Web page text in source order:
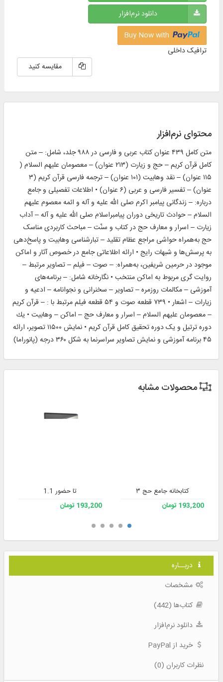
دانلود نرم‌افزار
ترافیک داخلی
مقایسه کنید
محتوای نرم‌افزار
متن کامل ۴۳۹ عنوان کتاب عربی و فارسی در ۹۸۸ جلد، شامل: – متن
كامل قرآن كریم – حج و زیارت (۲۱۳ عنوان) – معصومان علیهم السلام (
۱۱۵ عنوان) – نقد وهابیت (۱۰۱ عنوان) – ترجمه فارسی قرآن کریم (۳
عنوان) – تفسیر فارسی و عربی (۶ عنوان) • اطلاعات تفصیلى و جامع
درباره: – زندگانی پیامبر اکرم‏ صلی الله علیه و آله و ائمه معصوم علیهم
السلام – حوادث تاریخی دوران پیامبراسلام‏ صلی الله علیه و آله – آداب
زیارت – اسرار و معارف حج در کتاب و سنّت – مباحث کاربردی مناسک
حج به‌همراه حواشی مراجع عظام تقلید – تبارشناسی وهابیت و پاسخ‌دهی
به پرسش‌ها و شبهات رایج • ارائه اطلاعاتی جامع در خصوص آثار و اماكن
موجود در حرمین شریفین، به‌همراه: – صوت – فیلم – تصاویر مرتبط –
روایت‌ گری مربوط به اماکن منتخب • نگارخانه شامل: – برنامه‌های
آموزشی – مکالمات روزمره – تصاویر – سخنرانی و نجوانامه – ادعیه و
زیارات – اشعار • ۷۳۹ قطعه صوت و ۵۴ قطعه فیلم مرتبط با : – قرآن کریم
– معصومان علیهم السلام – اسرار و معارف حج – اماکن – وهابیت • یك
دوره ترتیل و یک دوره تحقیق کامل قرآن کریم • نمایش ۱۱۵۰۰ تصویر، ارائه
۴۵ برنامه آموزشی و نمایش تصاویر سراسرنما به شکل ۳۶۰ درجه (پانوراما)
محصولات مشابه
کتابخانه جامع حج ۳
193,200 تومان
تا حضور 1.1
193,200 تومان
دربــاره
مشخصات
کتاب‌ها (442)
دانلود نرم‌افزار
خرید از PayPal
نظرات کاربران (0)